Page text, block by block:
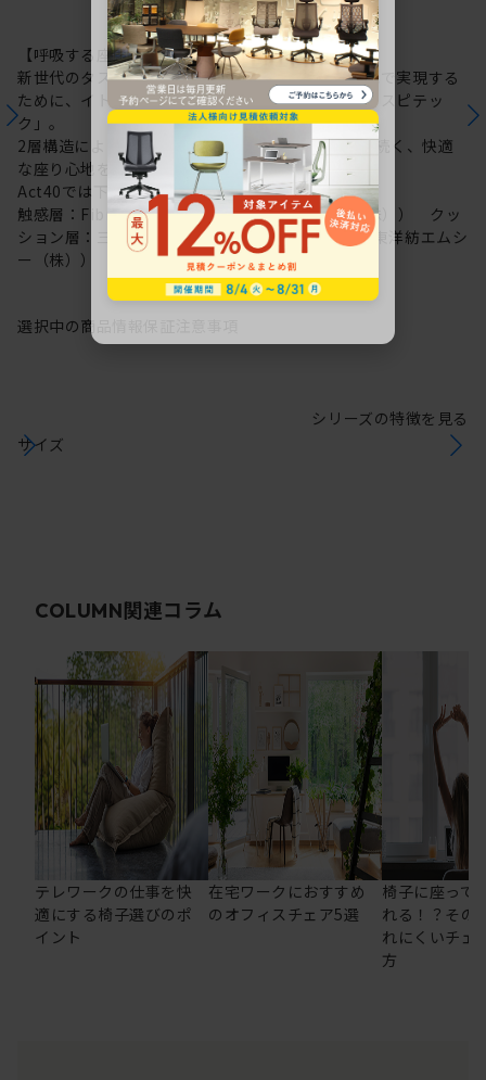
【呼吸する座面：レスピテック】
新世代のタスクチェアに求められる性能を高い次元で実現する
ために、イトーキが新たに開発した高機能素材「レスピテッ
ク」。
2層構造により“呼吸する座面”を可能にし、ずっと続く、快適
な座り心地を実現しました。
Act40では下記素材を採用しています。
触感層：Fibre cushion VL（帝人フロンティア（株）） クッ
ション層：三次元網状繊維構造体ブレスエアー®（東洋紡エムシ
ー（株））
選択中の商品情報
サイズ
シリーズの特徴を見る
COLUMN関連コラム
テレワークの仕事を快
適にする椅子選びのポ
イント
在宅ワークにおすすめ
のオフィスチェア5選
椅子に座って
れる！？その
れにくいチェ
方